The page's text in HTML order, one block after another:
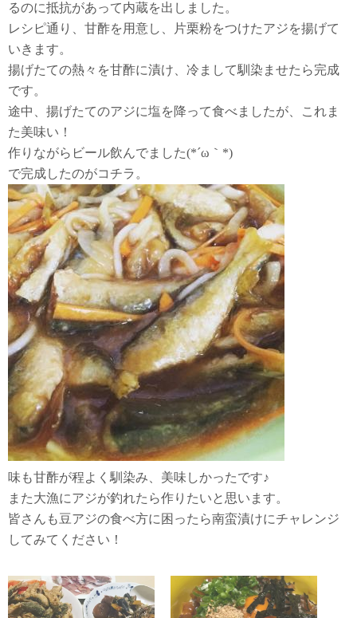
るのに抵抗があって内蔵を出しました。
レシピ通り、甘酢を用意し、片栗粉をつけたアジを揚げて
いきます。
揚げたての熱々を甘酢に漬け、冷まして馴染ませたら完成
です。
途中、揚げたてのアジに塩を降って食べましたが、これま
た美味い！
作りながらビール飲んでました(*´ω｀*)
で完成したのがコチラ。
味も甘酢が程よく馴染み、美味しかったです♪
また大漁にアジが釣れたら作りたいと思います。
皆さんも豆アジの食べ方に困ったら南蛮漬けにチャレンジ
してみてください！